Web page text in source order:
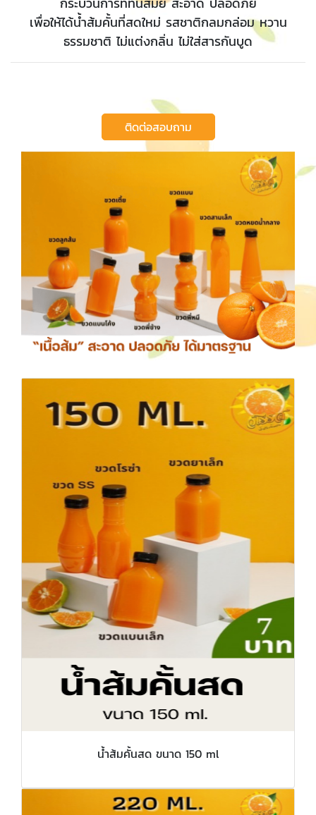
เพื่อให้ได้น้ำส้มคั้นที่สดใหม่ รสชาติกลมกล่อม หวาน
ธรรมชาติ ไม่แต่งกลิ่น ไม่ใส่สารกันบูด
ติดต่อสอบถาม
น้ำส้มคั้นสด ขนาด 150 ml